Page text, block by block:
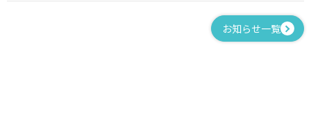
お知らせ一覧